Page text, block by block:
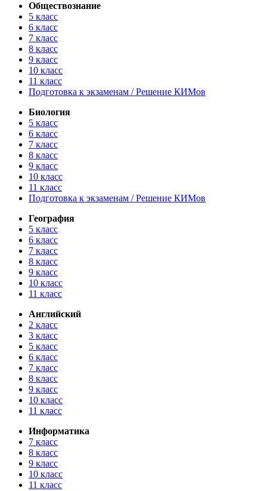
Обществознание
5 класс
6 класс
7 класс
8 класс
9 класс
10 класс
11 класс
Подготовка к экзаменам / Решение КИМов
Биология
5 класс
6 класс
7 класс
8 класс
9 класс
10 класс
11 класс
Подготовка к экзаменам / Решение КИМов
География
5 класс
6 класс
7 класс
8 класс
9 класс
10 класс
11 класс
Английский
2 класс
3 класс
5 класс
6 класс
7 класс
8 класс
9 класс
10 класс
11 класс
Информатика
7 класс
8 класс
9 класс
10 класс
11 класс